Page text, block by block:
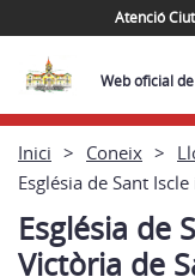
Atenció
Web oficial
Inici Coneix
Església de Sant
Església de
Victòria de